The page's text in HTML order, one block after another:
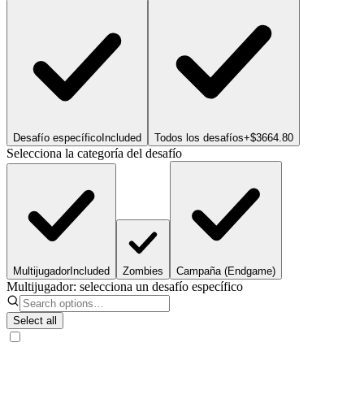
Desafío específico Included Todos los desafíos+$3664.80
Selecciona la categoría del desafío
MultijugadorIncluded Zombies Campaña (Endgame)
Multijugador: selecciona un desafío específico
Select all